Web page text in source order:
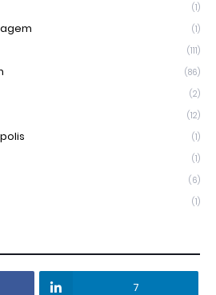
(1)
(1)
(111)
(86)
(2)
(12)
(1)
(1)
(6)
(1)
7